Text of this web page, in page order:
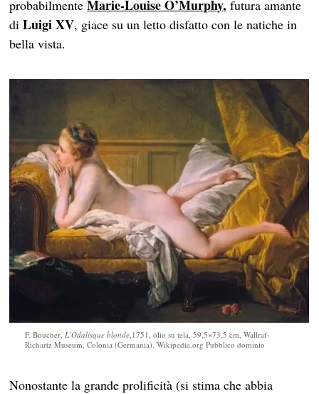
probabilmenteMarie-Louise O’Murphy, futura amante
diLuigi XV, giace su un letto disfatto con le natiche in
bella vista.
F. Boucher, L’Odalisque blonde,1751, olio su tela, 59,5×73,5 cm, Wallraf-
Richartz Museum, Colonia (Germania). Wikipedia.org Pubblico dominio
Nonostante la grande prolificità (si stima che abbia